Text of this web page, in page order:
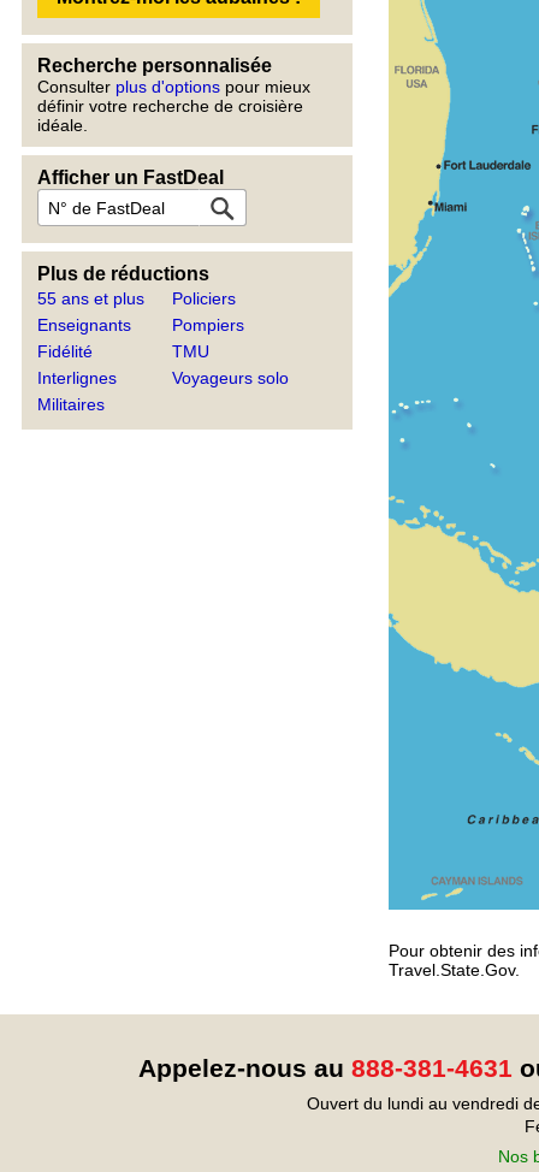
Recherche personnalisée
Consulter plus d'options pour mieux
définir votre recherche de croisière
idéale.
Afficher un FastDeal
Plus de réductions
55 ans et plus
Enseignants
Fidélité
Interlignes
Militaires
Policiers
Pompiers
TMU
Voyageurs solo
Pour obtenir des
Travel.State.Gov.
Appelez-nous au 888-381-4631
Ouvert du lundi au vendredi
Nos